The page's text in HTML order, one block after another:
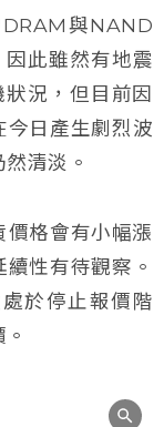
與NAND
此雖然有地震
況，但目前因
今日產生劇烈波
清淡。
格會有小幅漲
性有待觀察。
於停止報價階